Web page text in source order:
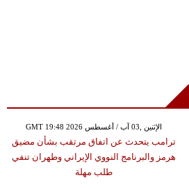
GMT 19:48 2026 الإثنين ,03 آب / أغسطس
ترامب يتحدث عن اتفاق مرتقب بشأن مضيق
هرمز والبرنامج النووي الإيراني وطهران تنفي
طلب مهلة